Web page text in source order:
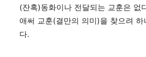
(잔혹)동화이나 전달되는 교훈은 없
애써 교훈(결만의 의미)을 찾으려 하
다.